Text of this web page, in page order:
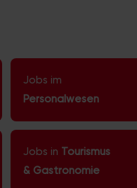
Jobs im
Personalwesen
Jobs in Tourismus
& Gastronomie